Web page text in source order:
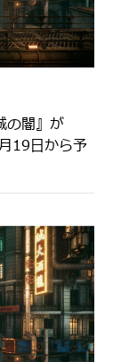
闇』が
19日から予